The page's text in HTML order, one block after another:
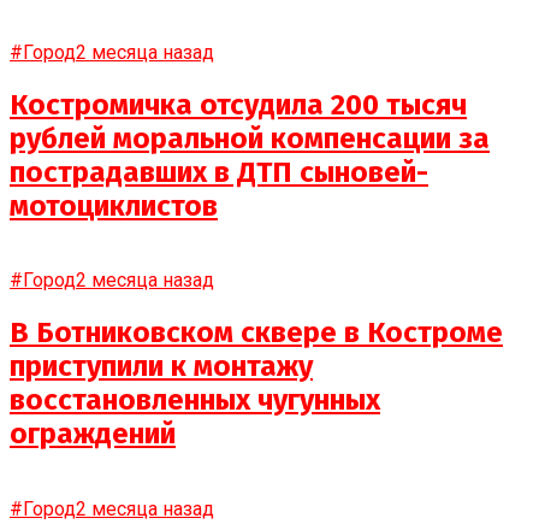
#Город2 месяца назад
Костромичка отсудила 200 тысяч
рублей моральной компенсации за
пострадавших в ДТП сыновей-
мотоциклистов
#Город2 месяца назад
В Ботниковском сквере в Костроме
приступили к монтажу
восстановленных чугунных
ограждений
#Город2 месяца назад